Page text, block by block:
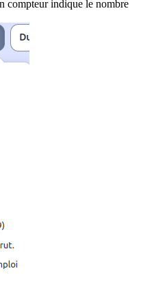
compteur indique le nombre